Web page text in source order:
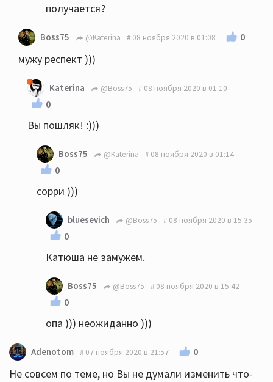
получается?
Boss75 @Katerina 08 ноября 2020 в 01:08 0
мужу респект )))
Katerina @Boss75 08 ноября 2020 в 01:10
0
Вы пошляк! :)))
Boss75 @Katerina 08 ноября 2020 в 01:14
0
сорри )))
bluesevich @Boss75 08 ноября 2020 в 15:35
0
Катюша не замужем.
Boss75 @Boss75 08 ноября 2020 в 15:42
0
опа ))) неожиданно )))
Adenotom 07 ноября 2020 в 21:57 0
Не совсем по теме, но Вы не думали изменить что-